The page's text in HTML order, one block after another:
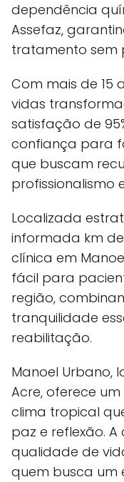
dependência
Assefaz,
tratamento sem
Com mais de 15
vidas
satisfação de
confiança para
que buscam
profissionalismo
Localizada
informada km
clínica em
fácil para
região,
tranquilidade
reabilitação.
Manoel Urbano,
Acre, oferece
clima tropical
paz e reflexão.
qualidade de
quem busca um